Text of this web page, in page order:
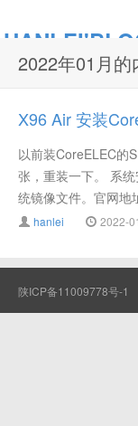
2022年01月的
X96 Air 安装
以前装CoreELEC的
张，重装一下。 系
统镜像文件。官网
hanlei 2022-
陕ICP备11009778号-1